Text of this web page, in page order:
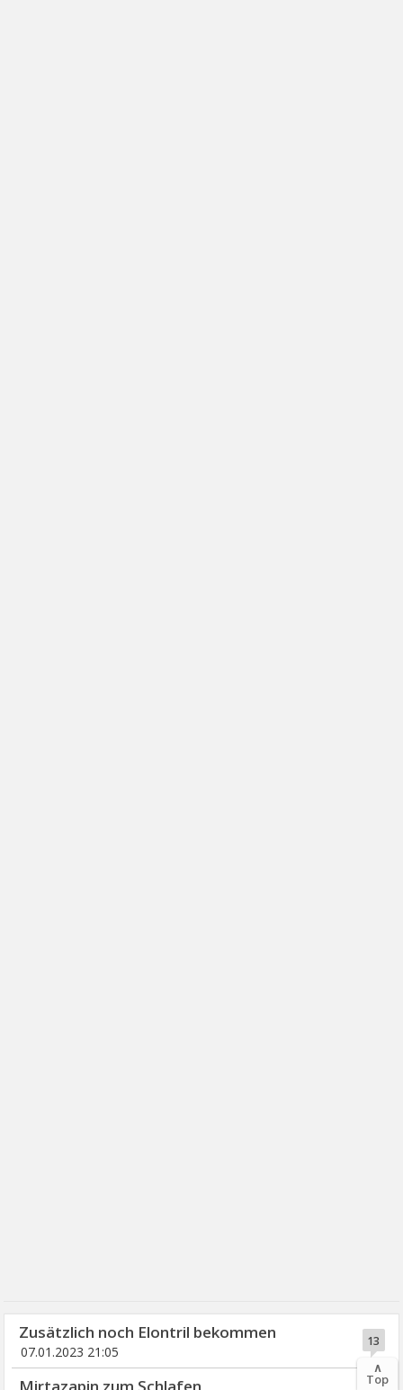
13
Zusätzlich noch Elontril bekommen
07.01.2023 21:05
∧
Top